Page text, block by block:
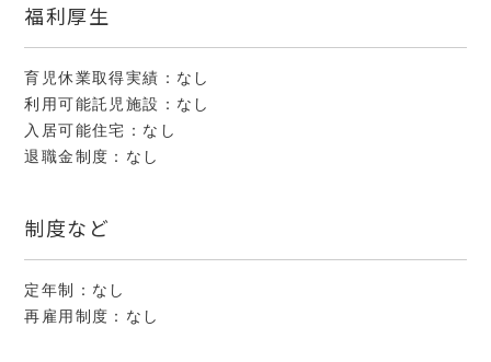
福利厚生
育児休業取得実績：なし
利用可能託児施設：なし
入居可能住宅：なし
退職金制度：なし
制度など
定年制：なし
再雇用制度：なし